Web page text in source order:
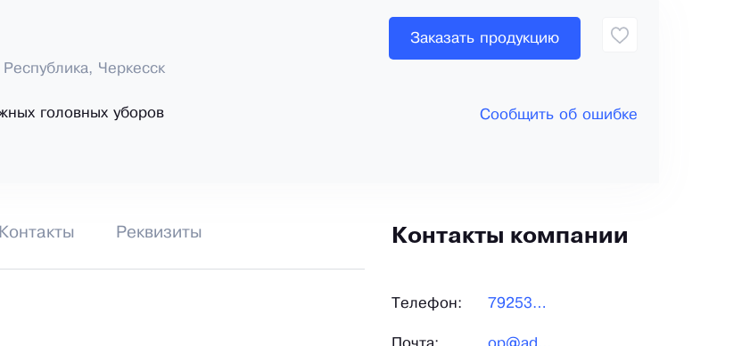
Черкесск
головных уборов
Заказать продукцию
Сообщить об ошибке
Контакты Реквизиты Контакты компании
Телефон: 792537...